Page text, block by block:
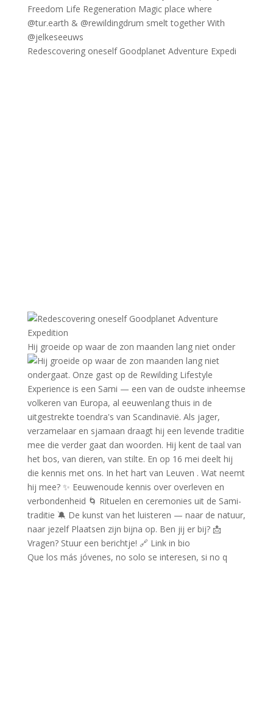
Redescovering oneself Goodplanet Adventure Expedi
Hij groeide op waar de zon maanden lang niet onder
Que los más jóvenes, no solo se interesen, si no q